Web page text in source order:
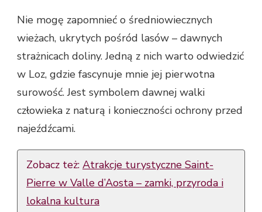
Nie mogę zapomnieć o średniowiecznych
wieżach, ukrytych pośród lasów – dawnych
strażnicach doliny. Jedną z nich warto odwiedzić
w Loz, gdzie fascynuje mnie jej pierwotna
surowość. Jest symbolem dawnej walki
człowieka z naturą i konieczności ochrony przed
najeźdźcami.
Zobacz też: Atrakcje turystyczne Saint-
Pierre w Valle d’Aosta – zamki, przyroda i
lokalna kultura